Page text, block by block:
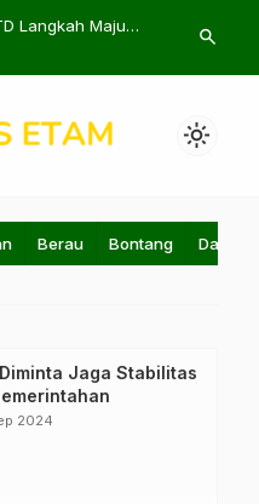
Langkah Maju
Sri Mulyani:
search
light_mode
Berau Bontang Daerah
Jaga Stabilitas
2024